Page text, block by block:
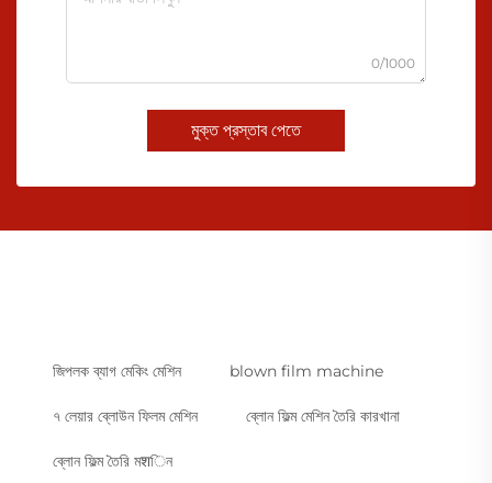
0/1000
মুক্ত প্রস্তাব পেতে
জিপলক ব্যাগ মেকিং মেশিন blown film machine
৭ লেয়ার ব্লোউন ফিলম মেশিন ব্লোন ফিল্ম মেশিন তৈরি কারখানা
ব্লোন ফিল্ম তৈরি মशিন